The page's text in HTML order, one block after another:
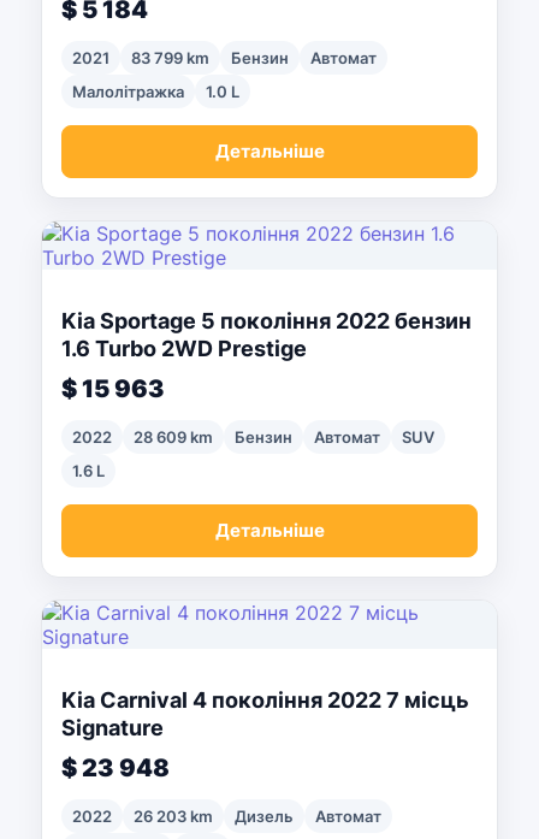
$ 5 184
2021 83 799 km Бензин
Автомат
Малолітражка
1.0 L
Детальніше
Kia Sportage 5 покоління 2022 бензин
1.6 Turbo 2WD Prestige
$ 15 963
2022 28 609 km Бензин Автомат
SUV
1.6 L
Детальніше
Kia Carnival 4 покоління 2022 7 місць
Signature
$ 23 948
2022 26 203 km Дизель
Автомат